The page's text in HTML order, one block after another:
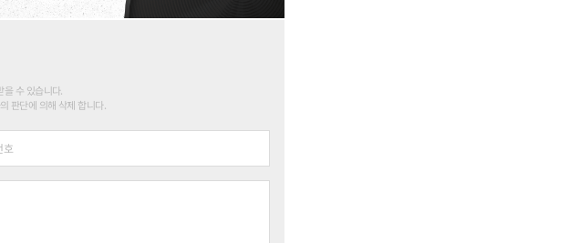
을 수 있습니다.
판단에 의해 삭제 합니다.